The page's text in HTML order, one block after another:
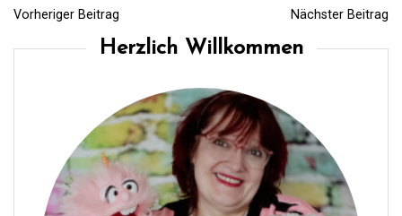
B
e
Vorheriger Beitrag Nächster Beitrag
Herzlich Willkommen